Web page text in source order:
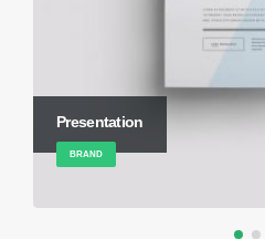
Presentation
BRAND